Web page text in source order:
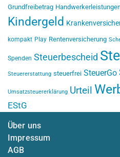
Grundfreibetrag
Kindergeld
kompakt Play Rentenversicherung
Spenden Steuerbescheid
Steuererstattung steuerfrei SteuerGo
Umsatzsteuererklärung Urteil
EStG
Über uns
Impressum
AGB